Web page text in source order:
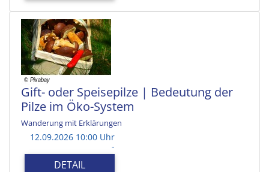
Gift- oder Speisepilze | Bedeutung der
Pilze im Öko-System
Wanderung mit Erklärungen
12.09.2026 10:00 Uhr
-
DETAIL